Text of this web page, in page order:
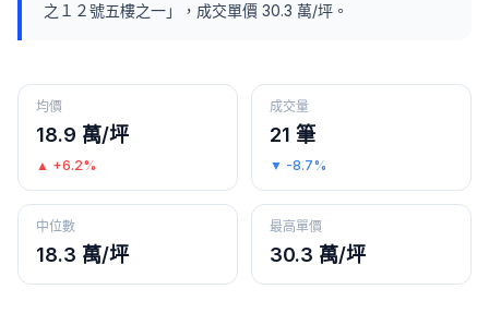
之１２號五樓之一」，成交單價 30.3 萬/坪。
均價
18.9 萬/坪
▲ +6.2%
成交量
21 筆
▼ -8.7%
中位數
18.3 萬/坪
最高單價
30.3 萬/坪